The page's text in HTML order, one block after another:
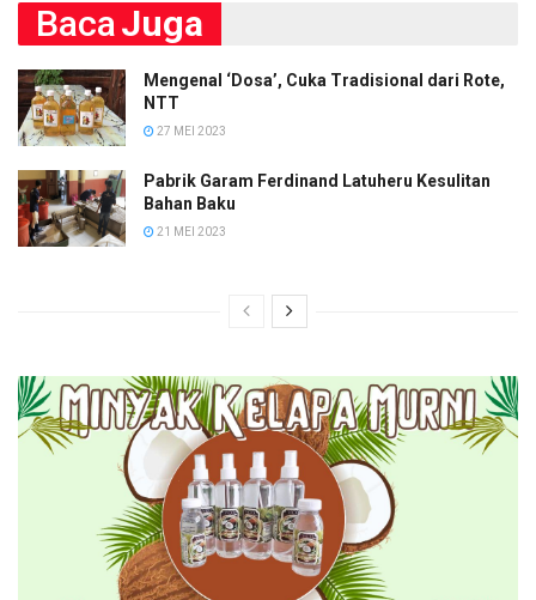
BacaJuga
Mengenal ‘Dosa’, Cuka Tradisional dari Rote,
NTT
27 MEI 2023
Pabrik Garam Ferdinand Latuheru Kesulitan
Bahan Baku
21 MEI 2023